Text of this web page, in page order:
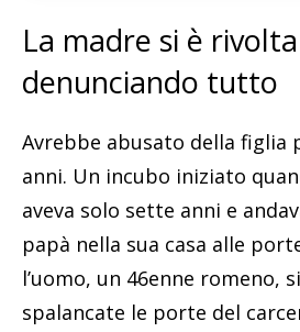
La madre si è
denunciando tutto
Avrebbe abusato della figlia
anni. Un incubo iniziato
aveva solo sette anni e
papà nella sua casa alle
l’uomo, un 46enne romeno,
spalancate le porte del